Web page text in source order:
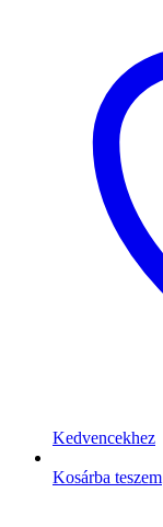
Kedvencekhez
Kosárba teszem